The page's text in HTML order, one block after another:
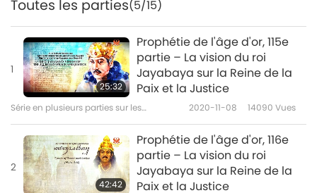
Toutes les parties(5/15)
1
25:32
Prophétie de l'âge d'or, 115e
partie – La vision du roi
Jayabaya sur la Reine de la
Paix et la Justice
Série en plusieurs parties sur les
2020-11-08 14090 Vues
2
42:42
Prophétie de l'âge d'or, 116e
partie – La vision du roi
Jayabaya sur la Reine de la
Paix et la Justice